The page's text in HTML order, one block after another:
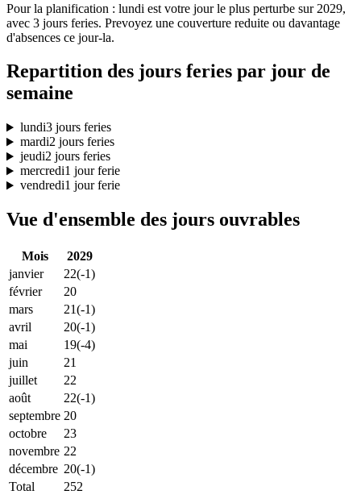
Pour la planification : lundi est votre jour le plus perturbe sur 2029,
avec 3 jours feries. Prevoyez une couverture reduite ou davantage
d'absences ce jour-la.
Repartition des jours feries par jour de
semaine
lundi3 jours feries
mardi2 jours feries
jeudi2 jours feries
mercredi1 jour ferie
vendredi1 jour ferie
Vue d'ensemble des jours ouvrables
Mois
2029
janvier
22(-1)
février
20
mars
21(-1)
avril
20(-1)
mai
19(-4)
juin
21
juillet
22
août
22(-1)
septembre 20
octobre
23
novembre 22
décembre 20(-1)
Total
252